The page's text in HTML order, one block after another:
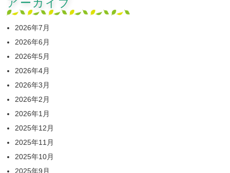
アーカイブ
2026年7月
2026年6月
2026年5月
2026年4月
2026年3月
2026年2月
2026年1月
2025年12月
2025年11月
2025年10月
2025年9月